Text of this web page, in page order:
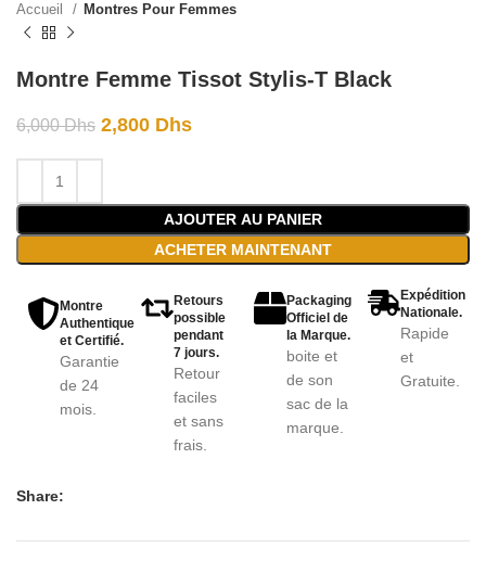
Accueil Montres Pour Femmes
Montre Femme Tissot Stylis-T Black
6,000Dhs 2,800 Dhs
AJOUTER AU PANIER
ACHETER MAINTENANT
Montre
Authentique
et Certifié.
Garantie
de 24
mois.
Retours
possible
pendant
7 jours.
Retour
faciles
et sans
frais.
Packaging
Officiel de
la Marque.
boite et
de son
sac de la
marque.
Expédition
Nationale.
Rapide
et
Gratuite.
Share: